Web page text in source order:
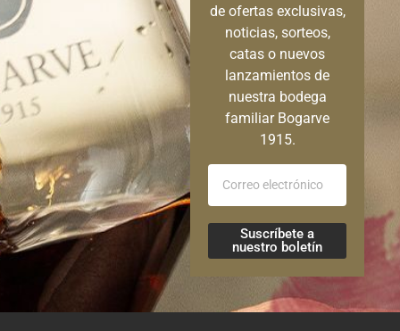
de ofertas exclusivas,
noticias, sorteos,
catas o nuevos
lanzamientos de
nuestra bodega
familiar Bogarve
1915.
Suscríbete a
nuestro boletín